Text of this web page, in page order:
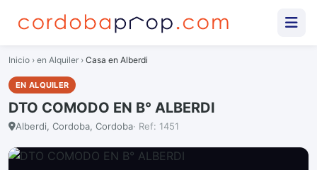
Inicio › en Alquiler › Casa en Alberdi
EN ALQUILER
DTO COMODO EN B° ALBERDI
Alberdi, Cordoba, Cordoba· Ref: 1451